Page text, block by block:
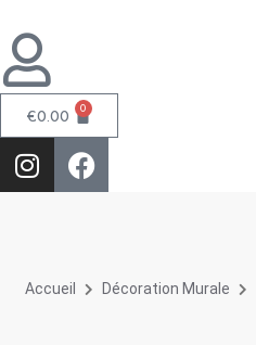
€0.00 0
Accueil Décoration Murale